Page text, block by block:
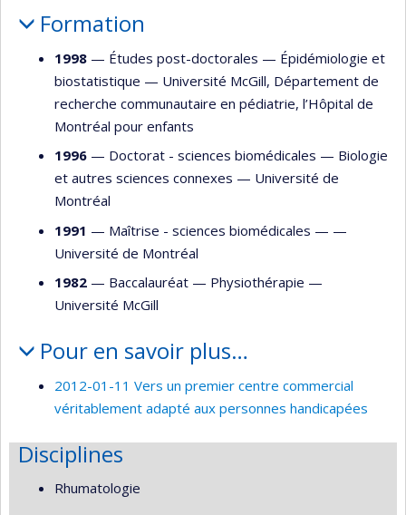
Formation
1998 — Études post-doctorales — Épidémiologie et
biostatistique — Université McGill, Département de
recherche communautaire en pédiatrie, l’Hôpital de
Montréal pour enfants
1996 — Doctorat - sciences biomédicales — Biologie
et autres sciences connexes — Université de
Montréal
1991 — Maîtrise - sciences biomédicales — —
Université de Montréal
1982 — Baccalauréat — Physiothérapie —
Université McGill
Pour en savoir plus…
2012-01-11 Vers un premier centre commercial
véritablement adapté aux personnes handicapées
Disciplines
Rhumatologie